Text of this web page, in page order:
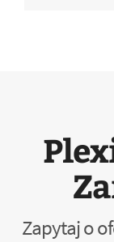
Zapytaj o